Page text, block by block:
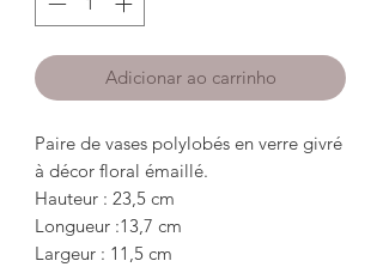
Adicionar ao carrinho
Paire de vases polylobés en verre givré
à décor floral émaillé.
Hauteur : 23,5 cm
Longueur :13,7 cm
Largeur : 11,5 cm